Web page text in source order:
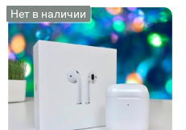
Нет в наличии